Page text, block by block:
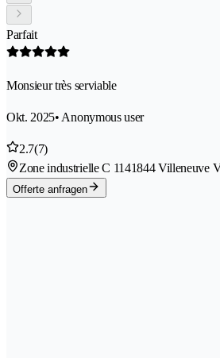
Parfait
Monsieur très serviable
Okt. 2025• Anonymous user
2.7(7)
Zone industrielle C 1141844 Villeneuve
Offerte anfragen